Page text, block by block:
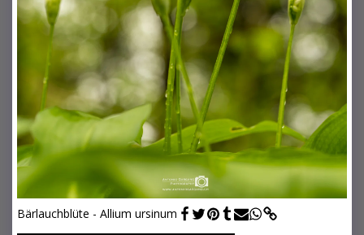
Bärlauchblüte - Allium ursinum